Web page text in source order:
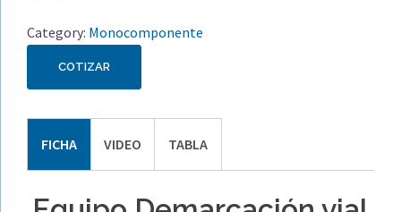
Category: Monocomponente
COTIZAR
FICHA VIDEO TABLA